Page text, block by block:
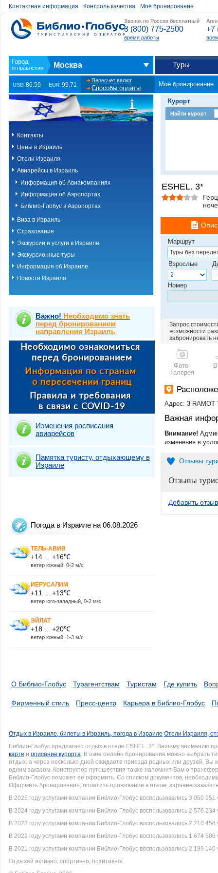
Контактная информация Контроль качества Моё бронирование
Звонок по России бесплатный
8 (800) 775-2500
время работы
+7
Москва Туры
USD 86.59 EUR 99.71
Пересчет валют
Способы оплаты
Моё бронирование
Контакты
Цены в Израиль
Отели Израиля
Авиарейсы в Израиль
Информация об Авиакомпаниях
Информация об Аэропортах
Библио-Глобус в Аэропортах
Виза в Израиль
Страхование
Экскурсии и услуги в Израиле
Экскурсионные туры
Информация об Израиле
Новости Израиля
Важно! Необходимо знать
перед бронированием
направления Израиль
Изменения расписания
авиарейсов
Памятка туристу, отдыхающему в
Израиле
Погода в Израиле на 06.08.2026
ТЕЛЬ-АВИВ
+14 ... +16℃
ветер южный, 0-2 м/с
ИЕРУСАЛИМ
+11 ... +13℃
ветер юго-западный, 0-2 м/с
ЭЙЛАТ
+18 ... +20℃
ветер южный, 1-3 м/с
Курорт
Найти курорт
ESHEL. 3*
Маршрут
Взрослые
Номер
Запрос
возможности
забронировать
Фото-
Галерея
Адрес: 3 RAMOT
Важная
Внимание!
изменения в
Отзывы
Отзывы
Добавить отзыв
О Библио-Глобус Турагентствам Туристам Где купить
Фирменный стиль Пресс-центр Карьера в Библио-Глобус
Отдых в Израиле, билеты в Израиль, погода в Израиле Отели Израиля,
Библио-Глобус предлагает отдых в отеле ESHEL. 3*. Вашему вниманию
карте и описание курорта. В окне онлайн бронирования можно выбрать
отдых, а через несколько дней ожидаете приезда родных или друзей, Вы
одним заказом. Конструктор путешествия также напомнит Вам о
Библио-Глобус поможет её оформить. Со списком документов,
Оформить бронирование, оплатить проживание в отеле, заранее
В 2025 году услугами компании Библио-Глобус воспользовались 3 050 951
В 2024 году услугами компании Библио-Глобус воспользовались 2 576 234
В 2023 году услугами компании Библио-Глобус воспользовались 2 210 458
В 2022 году услугами компании Библио-Глобус воспользовались 1 674 506
В 2021 году услугами компании Библио-Глобус воспользовались 2 199 140
Отдыхай активно, спортивно, позитивно!